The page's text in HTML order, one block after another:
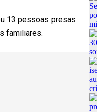
13 pessoas presas
familiares.